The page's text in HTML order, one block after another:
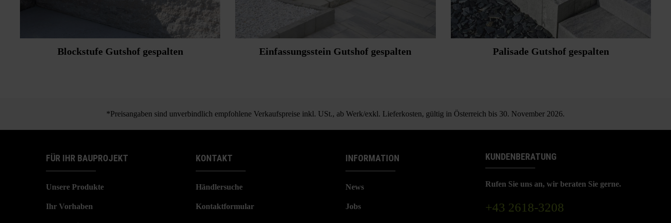
Blockstufe Gutshof gespalten Einfassungsstein Gutshof gespalten Palisade Gutshof gespalten
*Preisangaben sind unverbindlich empfohlene Verkaufspreise inkl. USt., ab Werk/exkl. Lieferkosten, gültig in Österreich bis 30. November 2026.
FÜR IHR BAUPROJEKT
Unsere Produkte
Ihr Vorhaben
KONTAKT
Händlersuche
Kontaktformular
INFORMATION
News
Jobs
KUNDENBERATUNG
Rufen Sie uns an, wir beraten Sie gerne.
+43 2618-3208